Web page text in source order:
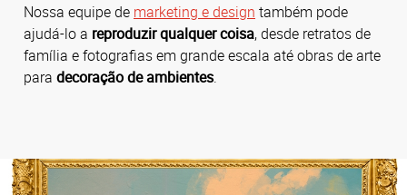
Nossa equipe de marketing e design também pode
ajudá-lo a reproduzir qualquer coisa, desde retratos de
família e fotografias em grande escala até obras de arte
para decoração de ambientes.